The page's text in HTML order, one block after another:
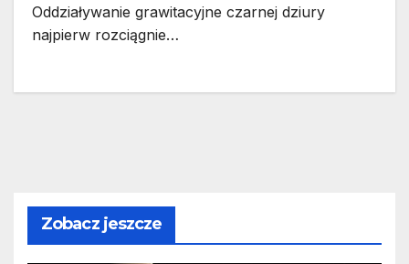
Oddziaływanie grawitacyjne czarnej dziury
najpierw rozciągnie…
Zobacz jeszcze